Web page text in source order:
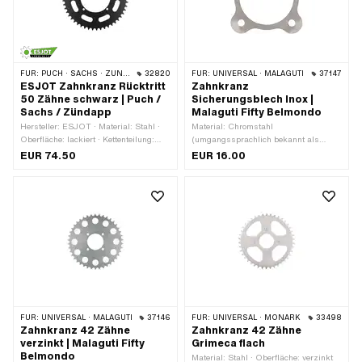
FÜR: PUCH · SACHS · ZÜNDAPP BELMONDO · CILO 32820
ESJOT Zahnkranz Rücktritt
50 Zähne schwarz | Puch /
Sachs / Zündapp
Hersteller: ESJOT · Material: Stahl ·
Oberfläche: lackiert · Kettenteilung:
1/2" x 3/16" · Kettentyp: 415H · Anzahl
Befestigungsloch: 6.4 mm · Dicke: 4.4
mm · Anzahl Befestigungspunkte: 4
Stk. · Farbe: schwarz
EUR 74.50
FÜR: UNIVERSAL · MALAGUTI 37147
Zahnkranz
Sicherungsblech Inox |
Malaguti Fifty Belmondo
Material: Chromstahl
(umgangssprachlich bekannt als
Nirosta) · Ø innen: 50 mm · Ø
Befestigungsloch: 6.5 mm
EUR 16.00
FÜR: UNIVERSAL · MALAGUTI 37146
Zahnkranz 42 Zähne
verzinkt | Malaguti Fifty
Belmondo
FÜR: UNIVERSAL · MONARK 33498
Zahnkranz 42 Zähne
Grimeca flach
Material: Stahl · Oberfläche: verzinkt